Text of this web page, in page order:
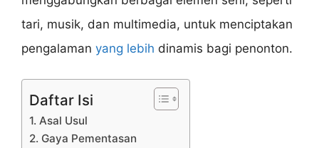
tari, musik, dan multimedia, untuk menciptakan
pengalaman yang lebih dinamis bagi penonton.
Daftar Isi
1. Asal Usul
2. Gaya Pementasan